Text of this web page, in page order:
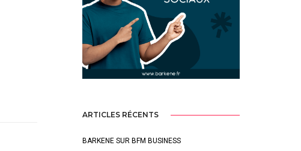
ARTICLES RÉCENTS
BARKENE SUR BFM BUSINESS